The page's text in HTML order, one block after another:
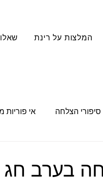
המלצות על רינת
סיפורי הצלחה אי פוריות
בערב חג